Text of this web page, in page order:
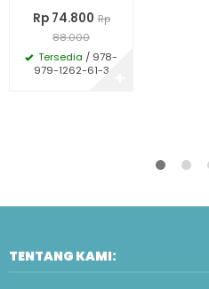
Rp 74.800 Rp
88.000
Tersedia / 978-
979-1262-61-3
TENTANG KAMI: